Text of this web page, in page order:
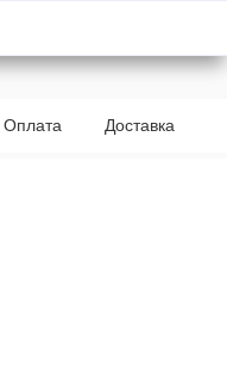
Оплата Доставка